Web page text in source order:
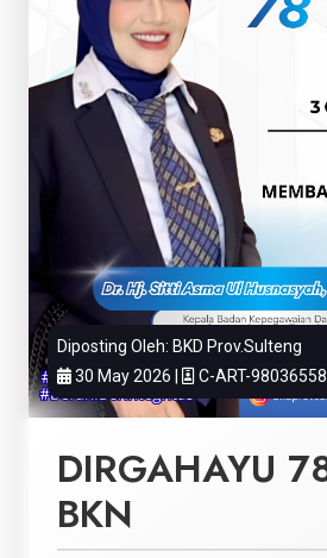
Diposting Oleh: BKD Prov.Sulteng
30 May 2026 |
C-ART-
DIRGAHAYU
BKN